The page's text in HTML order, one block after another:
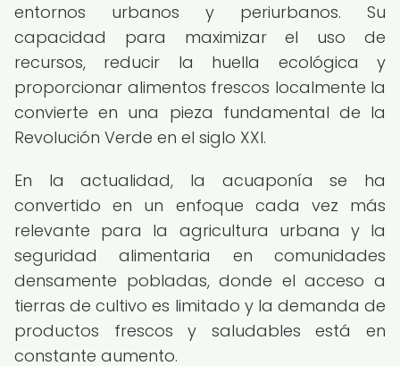
entornos urbanos y periurbanos. Su
capacidad para maximizar el uso de
recursos, reducir la huella ecológica y
proporcionar alimentos frescos localmente la
convierte en una pieza fundamental de la
Revolución Verde en el siglo XXI.
En la actualidad, la acuaponía se ha
convertido en un enfoque cada vez más
relevante para la agricultura urbana y la
seguridad alimentaria en comunidades
densamente pobladas, donde el acceso a
tierras de cultivo es limitado y la demanda de
productos frescos y saludables está en
constante aumento.